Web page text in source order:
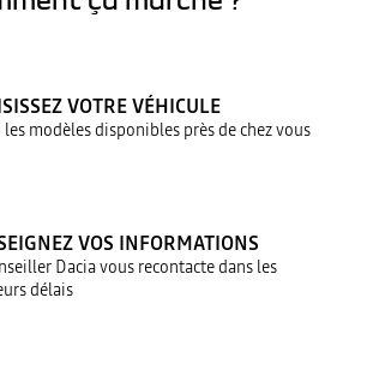
VOTRE VÉHICULE
modèles disponibles près de chez vous
VOS INFORMATIONS
Dacia vous recontacte dans les
délais